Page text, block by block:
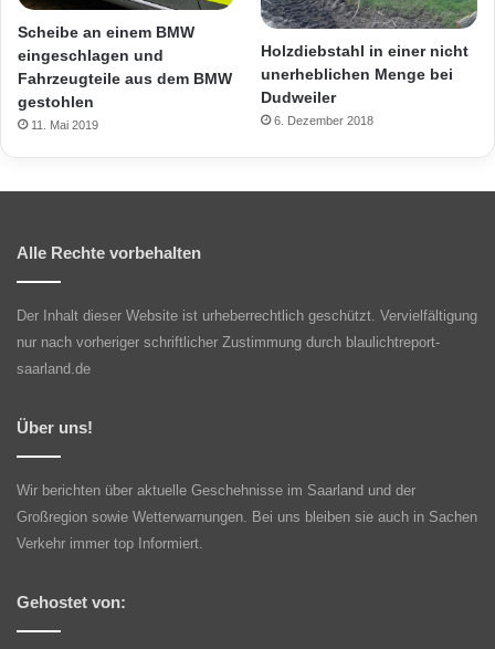
Scheibe an einem BMW
eingeschlagen und
Fahrzeugteile aus dem BMW
gestohlen
11. Mai 2019
Holzdiebstahl in einer nicht
unerheblichen Menge bei
Dudweiler
6. Dezember 2018
Alle Rechte vorbehalten
Der Inhalt dieser Website ist urheberrechtlich geschützt. Vervielfältigung
nur nach vorheriger schriftlicher Zustimmung durch blaulichtreport-
saarland.de
Über uns!
Wir berichten über aktuelle Geschehnisse im Saarland und der
Großregion sowie Wetterwarnungen. Bei uns bleiben sie auch in Sachen
Verkehr immer top Informiert.
Gehostet von: